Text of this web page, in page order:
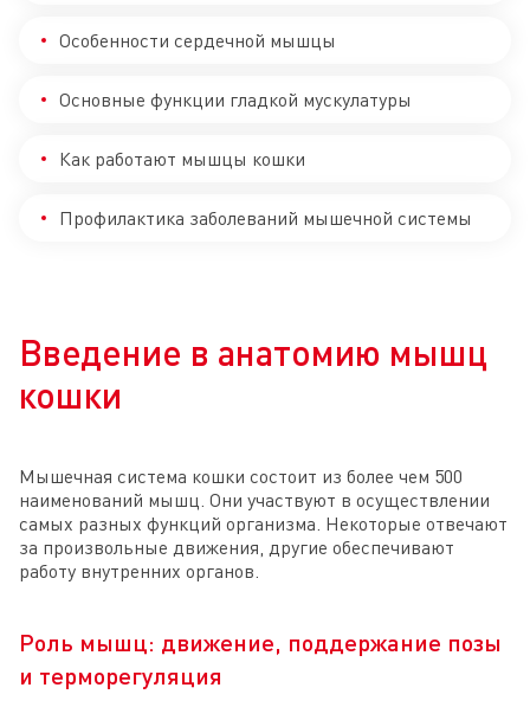
Особенности сердечной мышцы
Основные функции гладкой мускулатуры
Как работают мышцы кошки
Профилактика заболеваний мышечной системы
Введение в анатомию мышц
кошки
Мышечная система кошки состоит из более чем 500
наименований мышц. Они участвуют в осуществлении
самых разных функций организма. Некоторые отвечают
за произвольные движения, другие обеспечивают
работу внутренних органов.
Роль мышц: движение, поддержание позы
и терморегуляция